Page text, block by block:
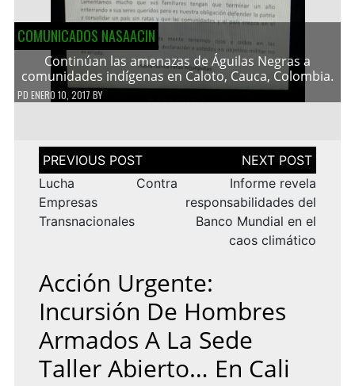
COMUNICADOS NASAACIN
Continúan las amenazas de Águilas Negras a
comunidades indígenas en Caloto, Cauca, Colombia.
PD ENERO 10, 2017 BY
Navegación
de
entradas
Lucha Contra
Empresas
Transnacionales
Informe revela
responsabilidades del
Banco Mundial en el
caos climático
Acción Urgente:
Incursión De Hombres
Armados A La Sede
Taller Abierto… En Cali